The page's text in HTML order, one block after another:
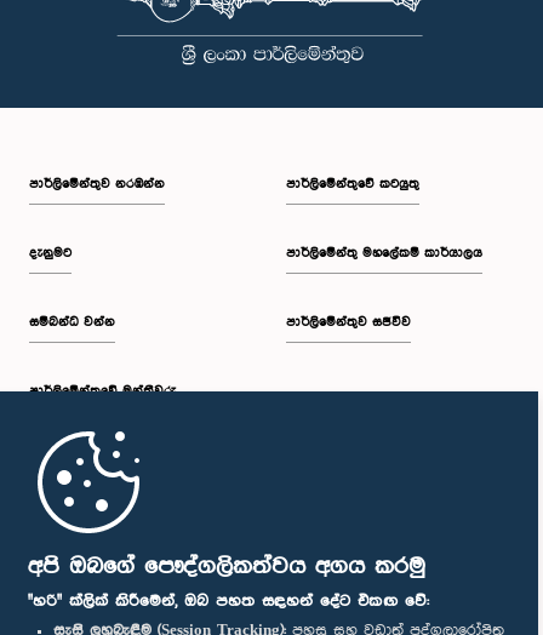
අපි ඔබගේ පෞද්ගලිකත්වය අගය කරමු
"හරි" ක්ලික් කිරීමෙන්, ඔබ පහත සඳහන් දේට එකඟ වේ:
සැසි ලුහුබැඳීම (Session Tracking): පහසු සහ වඩාත් පුද්ගලාරෝපිත
පාර්ලි‌මේන්තුව නරඹන්න
දැනුමට
සම්බන්ධ වන්න
පාර්ලි‌මේන්තුවේ මන්ත්‍රීවරු
මුල් පිටුව
පාර්ලිමේන්තුවේ කටයුතු
පාර්ලිමේන්තු මහලේකම් කාර්යාලය
පාර්ලිමේන්තුව සජීවීව
පාර්ලිමේන්තු ජංගම යෙදුම